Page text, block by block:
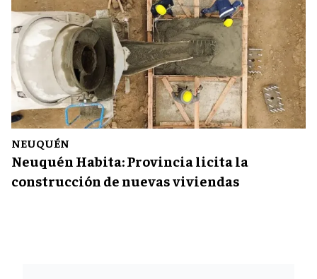
NEUQUÉN
Neuquén Habita: Provincia licita la
construcción de nuevas viviendas